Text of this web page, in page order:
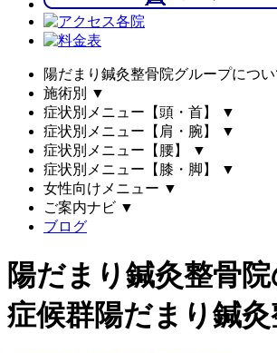
陽だまり鍼灸整骨院グループについ
施術別
▼
症状別メニュー【頭・首】
▼
症状別メニュー【肩・腕】
▼
症状別メニュー【腰】
▼
症状別メニュー【膝・脚】
▼
女性向けメニュー ▼
ご案内ナビ ▼
ブログ
陽だまり鍼灸整骨
症候群陽だまり鍼